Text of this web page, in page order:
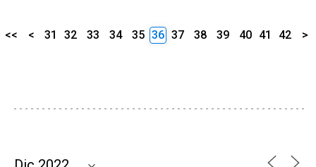
<< < 31 32 33 34 35 36 37 38 39 40 41 42 >